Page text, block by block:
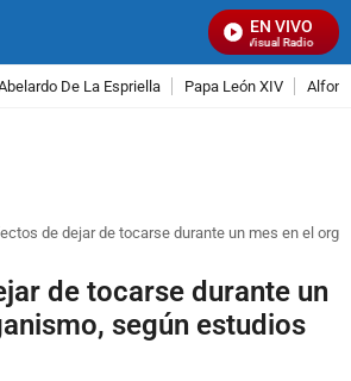
EN VIVO
Señal Visual Radio
De La Espriella Papa León XIV
de dejar de tocarse durante un mes en el
de tocarse durante un
según estudios